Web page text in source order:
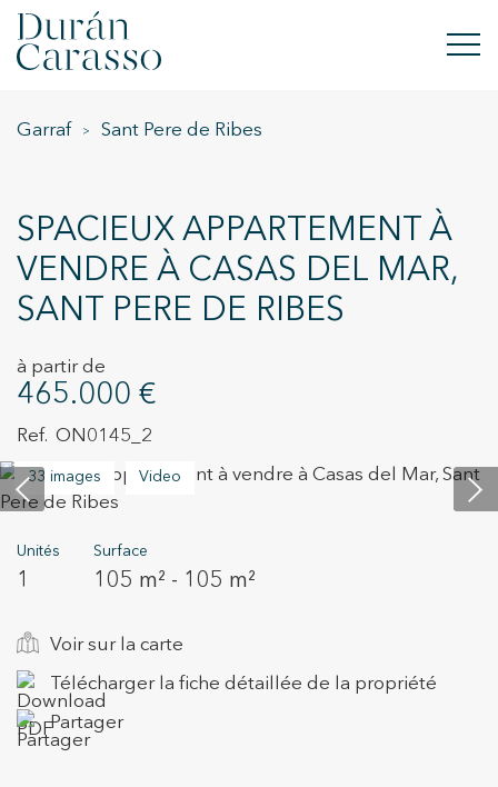
ACHETER
VENDRE
NOUVELLE CONSTRUCTION
INVESTISSEMENTS
CONTACT
+34 935 178 067
ES CA
Garraf Sant Pere de Ribes
SPACIEUX APPARTEMENT À
VENDRE À CASAS DEL MAR,
SANT PERE DE RIBES
à partir de
465.000 €
ON0145_2
33 images Video
Unités
1
Surface
105 m² - 105 m²
Voir sur la carte
Télécharger la fiche détaillée de la propriété
Partager